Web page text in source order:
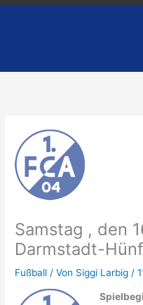
Samstag , den
Darmstadt-
Fußball / Von Siggi Larbig /